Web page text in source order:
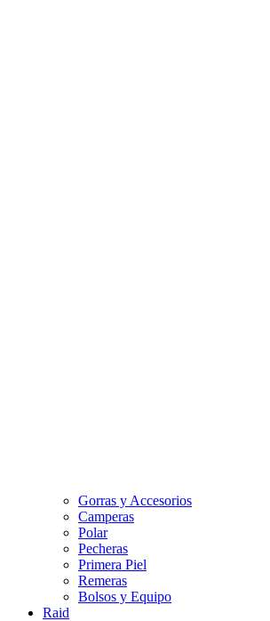
Gorras y Accesorios
Camperas
Polar
Pecheras
Primera Piel
Remeras
Bolsos y Equipo
Raid